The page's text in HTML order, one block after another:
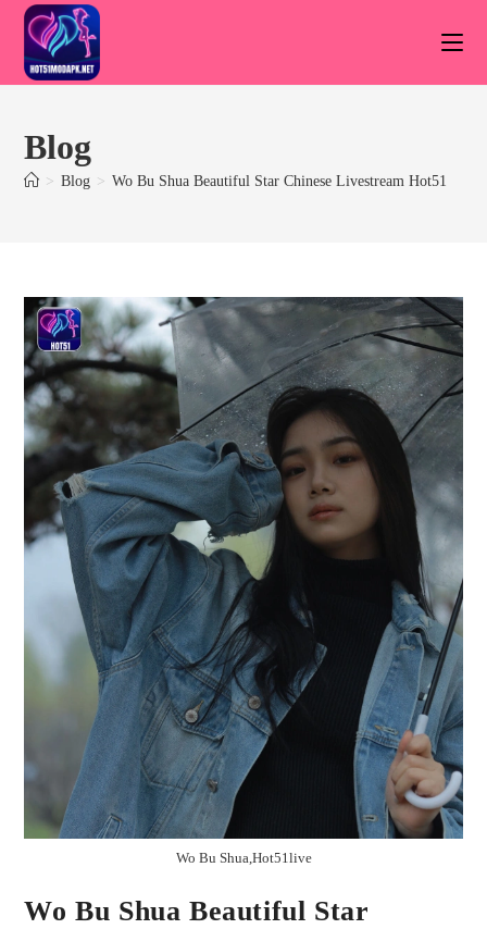
Skip
content
Blog
> Blog > Wo Bu Shua Beautiful Star Chinese Livestream Hot51
Wo Bu Shua,Hot51live
Wo Bu Shua Beautiful Star